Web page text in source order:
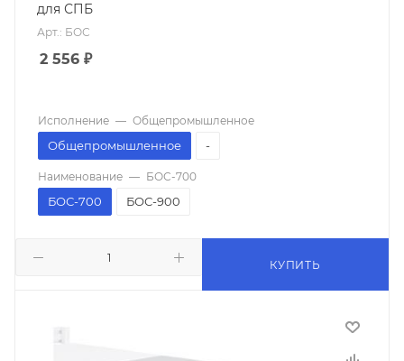
для СПБ
Арт.: БОС
2 556 ₽
КУПИТЬ
Исполнение — Общепромышленное
Общепромышленное -
Наименование — БОС-700
БОС-700 БОС-900